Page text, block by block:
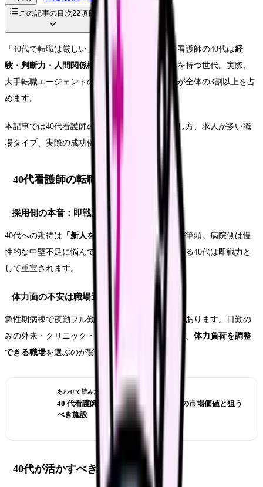
この記事の目次22項目
「40代で転職は厳しい」と言われがちですが、看護師の40代は経
験・判断力・人間関係構築力
で若手にない強みを持つ世代。実際、
大手転職エージェントの求人では40代歓迎案件が全体の3割以上を占
めます。
本記事では40代看護師の市場動向、強みの活かし方、求人が多い職
場タイプ、実際の成功例6つを紹介します。
40代看護師の転職市場のリアル
採用側の本音：即戦力への期待
40代への期待は 「新人を育てられる中堅以上」
が筆頭。病院側は慢
性的な中堅不足に悩んでおり、リーダー経験のある40代は即戦力と
して重宝されます。
体力面の不安は職場選びでカバー
急性期病棟で夜勤フル勤務は厳しくなる世代でもあります。日勤の
みの外来・クリニック・訪問看護・介護施設など、 体力負荷を調整
できる職場を選ぶのが賢明です。
あわせて読みたい
40 代看護師の転職、遅すぎ？年代別の市場価値と狙う
べき施設
40代が活かすべき 5 つの強み